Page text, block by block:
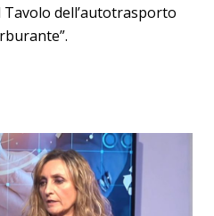
dell’autotrasporto